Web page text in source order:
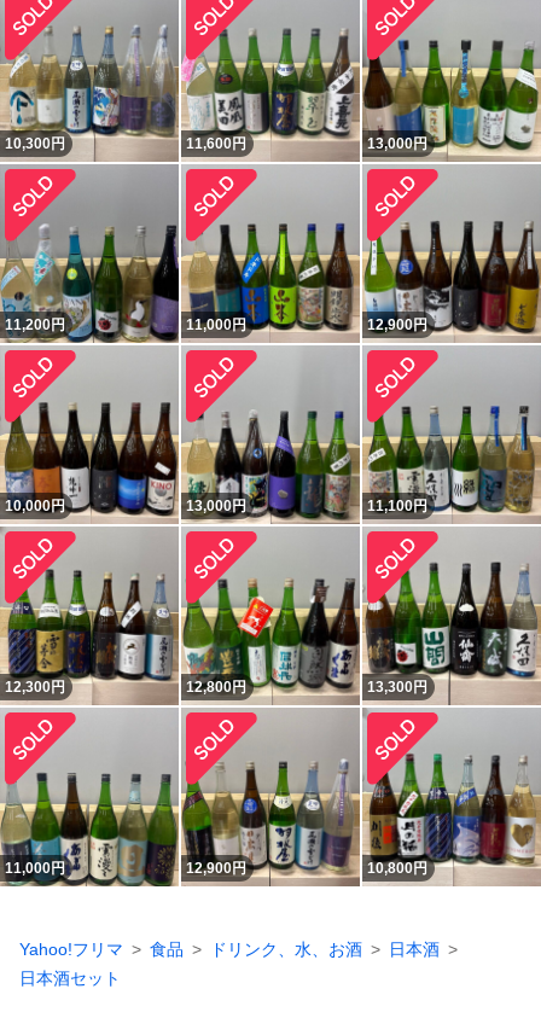
10,300円 11,600円 13,000円
11,200円 11,000円 12,900円
10,000円 13,000円 11,100円
12,300円 12,800円 13,300円
11,000円 12,900円 10,800円
Yahoo!フリマ 食品 ドリンク、水、お酒
日本酒
日本酒セット